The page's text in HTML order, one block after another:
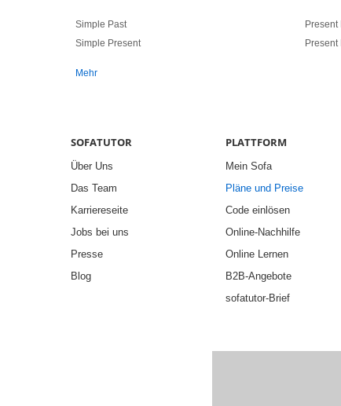
Simple Past
Simple Present
Present
Present
Mehr
SOFATUTOR
Über Uns
Das Team
Karriereseite
Jobs bei uns
Presse
Blog
PLATTFORM
Mein Sofa
Pläne und Preise
Code einlösen
Online-Nachhilfe
Online Lernen
B2B-Angebote
sofatutor-Brief